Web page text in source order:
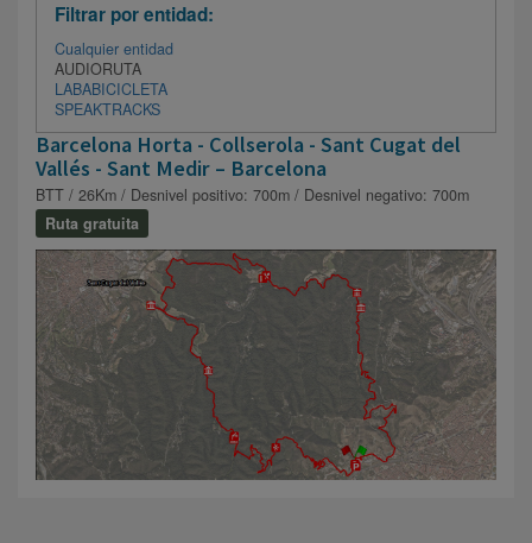
Filtrar por entidad:
Cualquier entidad
AUDIORUTA
LABABICICLETA
SPEAKTRACKS
Barcelona Horta - Collserola - Sant Cugat del
Vallés - Sant Medir – Barcelona
BTT / 26Km / Desnivel positivo: 700m / Desnivel negativo: 700m
Ruta gratuita